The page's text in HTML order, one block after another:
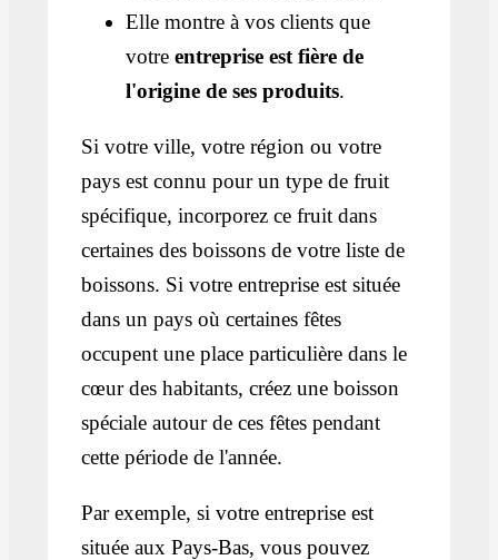
Elle montre à vos clients que
votreentreprise est fière de
l'origine de ses produits.
Si votre ville, votre région ou votre
pays est connu pour un type de fruit
spécifique, incorporez ce fruit dans
certaines des boissons de votre liste de
boissons. Si votre entreprise est située
dans un pays où certaines fêtes
occupent une place particulière dans le
cœur des habitants, créez une boisson
spéciale autour de ces fêtes pendant
cette période de l'année.
Par exemple, si votre entreprise est
située aux Pays-Bas, vous pouvez